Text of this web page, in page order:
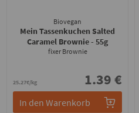
Biovegan
Mein Tassenkuchen Salted
Caramel Brownie- 55g
fixer Brownie
25.27€/kg 1.39 €
In den Warenkorb